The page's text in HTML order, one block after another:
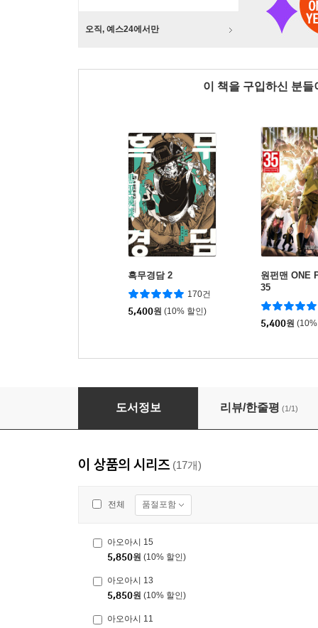
오직, 예스24에서만
이 책을 구입하신 분
흑무경담 2
170건
5,400원 (10% 할인)
원펀맨 ONE
35
5,400원
아오아시 10
도서정보 리뷰/한줄평 (1/1)
이 상품의 시리즈 (17개)
전체 품절포함
아오아시 15
5,850원 (10% 할인)
아오아시 13
5,850원 (10% 할인)
아오아시 11